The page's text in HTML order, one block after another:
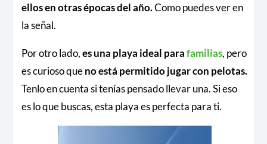
ellos en otras épocas del año.Como puedes ver en
la señal.
Por otro lado,es una playa ideal parafamilias, pero
es curioso queno está permitido jugar con pelotas.
Tenlo en cuenta si tenías pensado llevar una. Si eso
es lo que buscas, esta playa es perfecta para ti.